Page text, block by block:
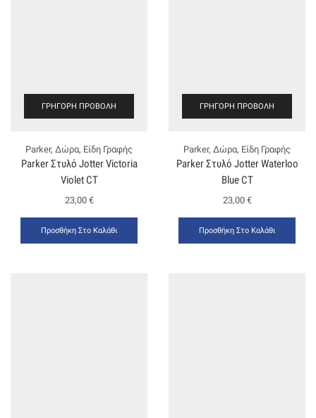
ΓΡΉΓΟΡΗ ΠΡΟΒΟΛΉ
Parker, Δώρα, Είδη Γραφής
Parker Στυλό Jotter Victoria
Violet CT
23,00 €
Προσθήκη Στο Καλάθι
ΓΡΉΓΟΡΗ ΠΡΟΒΟΛΉ
Parker, Δώρα, Είδη Γραφής
Parker Στυλό Jotter Waterloo
Blue CT
23,00 €
Προσθήκη Στο Καλάθι